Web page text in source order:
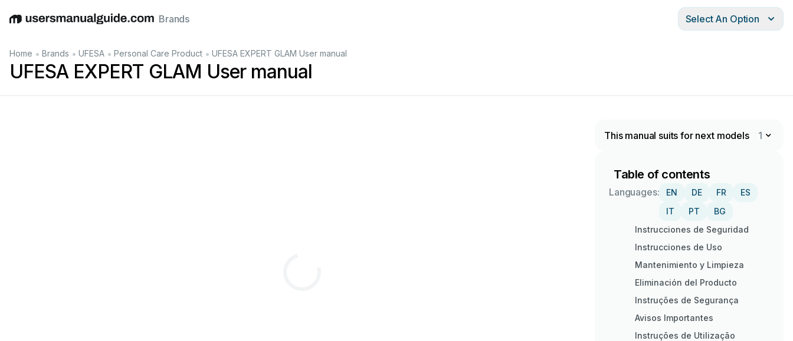
EnglishDeutschEspañolItalianoFrançais
Brands Select An Option
Home • Brands • UFESA • Personal Care Product • UFESA EXPERT GLAM User manual
UFESA EXPERT GLAM User manual
This manual suits for next models 1
Table of contents
Languages: EN DE FR
ES
IT
PT
BG
Instrucciones de Seguridad
Instrucciones de Uso
Mantenimiento y Limpieza
Eliminación del Producto
Instruções de Segurança
Avisos Importantes
Instruções de Utilização